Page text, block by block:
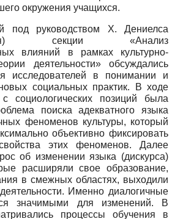
окружения учащихся.
под руководством X. Дениелса
секции «Анализ
влияний в рамках культурно-
деятельности» обсуждались
исследователей в понимании и
социальных практик. В ходе
социологических позиций была
поиска адекватного языка
феноменов культуры, который
объективно фиксировать
этих феноменов. Далее
об изменении языка (дискурса)
расширяли свое образование,
в смежных областях, выходили
Именно диалогичные
значимыми для изменений. В
процессы обучения в